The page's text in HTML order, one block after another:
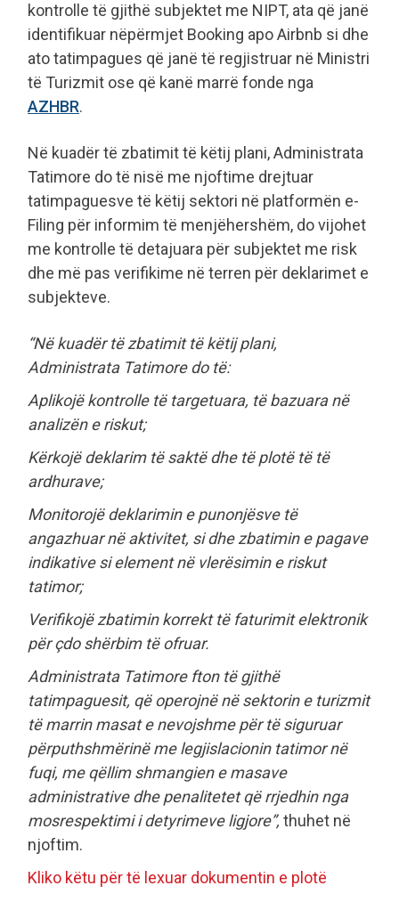
kontrolle të gjithë subjektet me NIPT, ata që janë
identifikuar nëpërmjet Booking apo Airbnb si dhe
ato tatimpagues që janë të regjistruar në Ministri
të Turizmit ose që kanë marrë fonde nga
AZHBR.
Në kuadër të zbatimit të këtij plani, Administrata
Tatimore do të nisë me njoftime drejtuar
tatimpaguesve të këtij sektori në platformën e-
Filing për informim të menjëhershëm, do vijohet
me kontrolle të detajuara për subjektet me risk
dhe më pas verifikime në terren për deklarimet e
subjekteve.
“Në kuadër të zbatimit të këtij plani,
Administrata Tatimore do të:
Aplikojë kontrolle të targetuara, të bazuara në
analizën e riskut;
Kërkojë deklarim të saktë dhe të plotë të të
ardhurave;
Monitorojë deklarimin e punonjësve të
angazhuar në aktivitet, si dhe zbatimin e pagave
indikative si element në vlerësimin e riskut
tatimor;
Verifikojë zbatimin korrekt të faturimit elektronik
për çdo shërbim të ofruar.
Administrata Tatimore fton të gjithë
tatimpaguesit, që operojnë në sektorin e turizmit
të marrin masat e nevojshme për të siguruar
përputhshmërinë me legjislacionin tatimor në
fuqi, me qëllim shmangien e masave
administrative dhe penalitetet që rrjedhin nga
mosrespektimi i detyrimeve ligjore”, thuhet në
njoftim.
Kliko këtu për të lexuar dokumentin e plotë